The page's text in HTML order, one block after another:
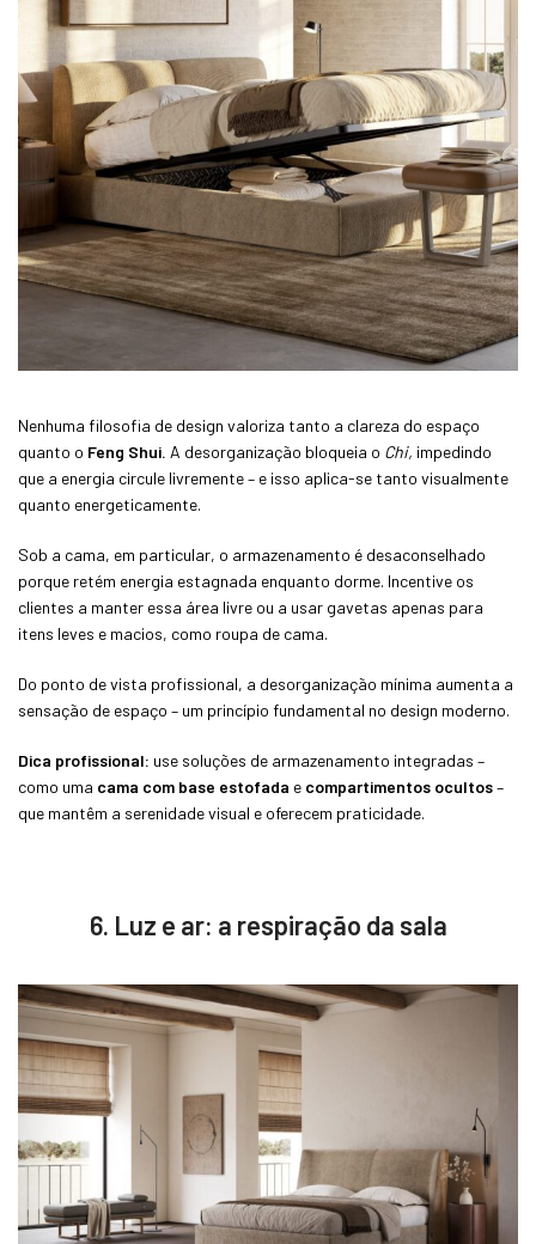
Nenhuma filosofia de design valoriza tanto a clareza do espaço
quanto o Feng Shui. A desorganização bloqueia o Chi, impedindo
que a energia circule livremente – e isso aplica-se tanto visualmente
quanto energeticamente.
Sob a cama, em particular, o armazenamento é desaconselhado
porque retém energia estagnada enquanto dorme. Incentive os
clientes a manter essa área livre ou a usar gavetas apenas para
itens leves e macios, como roupa de cama.
Do ponto de vista profissional, a desorganização mínima aumenta a
sensação de espaço – um princípio fundamental no design moderno.
Dica profissional: use soluções de armazenamento integradas –
como uma cama com base estofada e compartimentos ocultos–
que mantêm a serenidade visual e oferecem praticidade.
6. Luz e ar: a respiração da sala